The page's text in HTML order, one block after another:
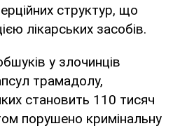
структур, що
лікарських засобів.
у злочинців
трамадолу,
становить 110 тисяч
порушено кримінальну